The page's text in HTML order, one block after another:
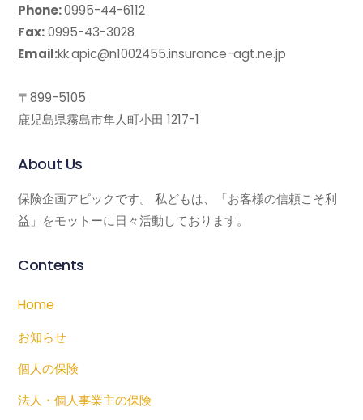
Phone:0995-44-6112
Fax:0995-43-3028
Email:kk.apic@n1002455.insurance-agt.ne.jp
〒899-5105
鹿児島県霧島市隼人町小田 1217-1
About Us
保険企画アピックです。 私どもは、「お客様の信頼こそ利
益」をモットーに日々活動しております。
Contents
Home
お知らせ
個人の保険
法人・個人事業主の保険